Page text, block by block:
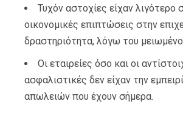
Τυχόν αστοχίες είχαν λιγότερο
οικονομικές επιπτώσεις στην
δραστηριότητα, λόγω του
Οι εταιρείες όσο και οι
ασφαλιστικές δεν είχαν την
απωλειών που έχουν σήμερα.